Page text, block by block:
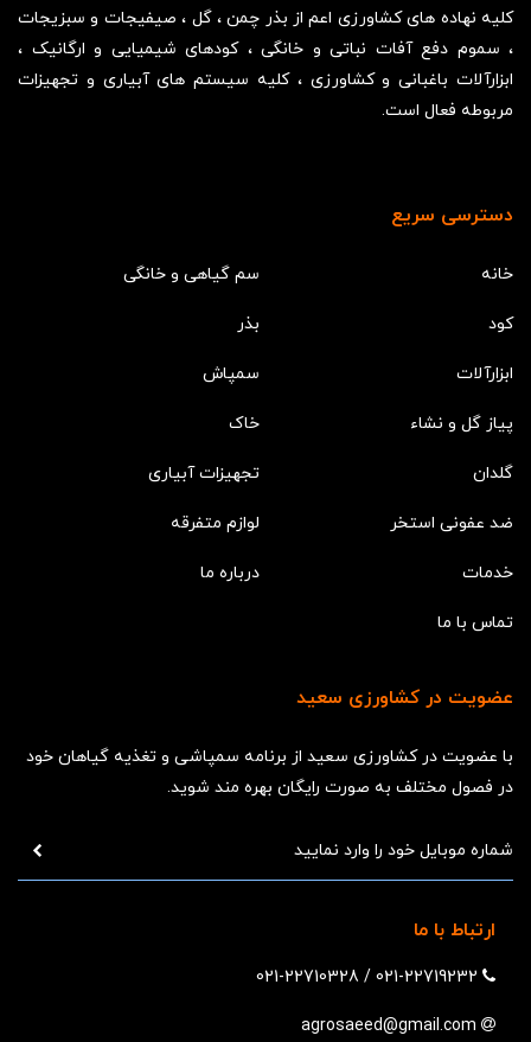
کلیه نهاده های کشاورزی اعم از بذر چمن ، گل ، صیفیجات و سبزیجات
، سموم دفع آفات نباتی و خانگی ، کودهای شیمیایی و ارگانیک ،
ابزارآلات باغبانی و کشاورزی ، کلیه سیستم های آبیاری و تجهیزات
مربوطه فعال است.
دسترسی سریع
خانه سم گیاهی و خانگی
کود بذر
ابزارآلات سمپاش
پیاز گل و نشاء خاک
گلدان تجهیزات آبیاری
ضد عفونی استخر لوازم متفرقه
خدمات درباره ما
تماس با ما
عضویت در کشاورزی سعید
با عضویت در کشاورزی سعید از برنامه سمپاشی و تغذیه گیاهان خود
در فصول مختلف به صورت رایگان بهره مند شوید.
ارتباط با ما
021-22719232
/
021-22710328
agrosaeed@gmail.com